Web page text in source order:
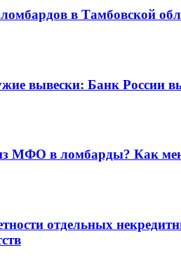
в Тамбовской
вывески: Банк России
МФО в ломбарды? Как
отдельных